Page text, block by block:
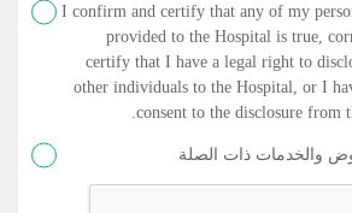
I confirm and certify that any of my
provided to the Hospital is true,
certify that I have a legal right to
other individuals to the Hospital, or I
consent to the disclosure from
والخدمات ذات الصلة